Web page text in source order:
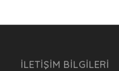
İLETİŞİM BİLGİLERİ